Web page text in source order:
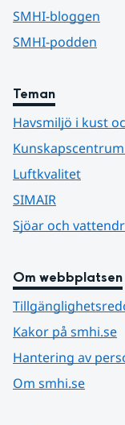
SMHI-bloggen
SMHI-podden
Teman
Havsmiljö i kust
Luftkvalitet
SIMAIR
Sjöar och
Om webbplatsen
Kakor på smhi.se
Hantering av
Om smhi.se